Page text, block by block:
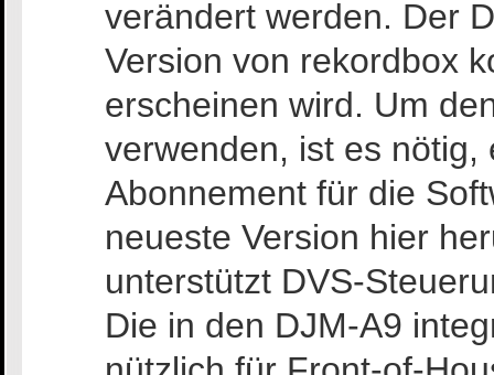
verändert werden. Der
Version von rekordbox
erscheinen wird. Um
verwenden, ist es nötig,
Abonnement für die
neueste Version hier
unterstützt DVS-
Die in den DJM-A9